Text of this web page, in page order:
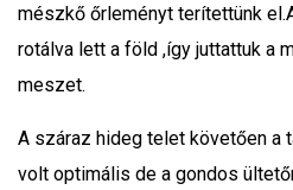
mészkő őrleményt terítettünk
rotálva lett a föld ,így juttattuk a
meszet.
A száraz hideg telet követően a
volt optimális de a gondos